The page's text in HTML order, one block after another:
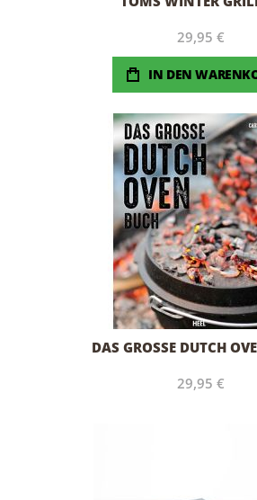
29,95 €
IN DEN
DAS GROSSE DUTCH
29,95 €